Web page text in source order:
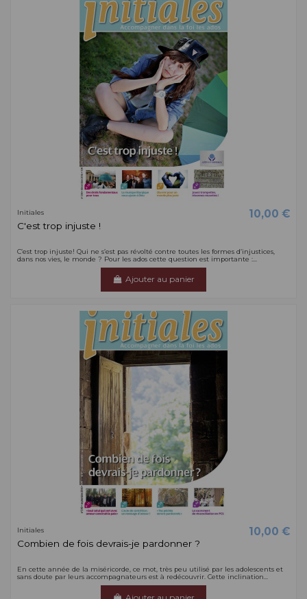
Initiales 10,00 €
C'est trop injuste !
C’est trop injuste! Qui ne s’est pas révolté contre toutes les formes d’injustices,
dans nos vies, le monde ? Pour les ados cette question est importante :...
Ajouter au panier
Initiales 10,00 €
Combien de fois devrais-je pardonner ?
En cette année de la miséricorde, ce mot, très peu utilisé par les adolescents et
sans doute par leurs accompagnateurs est à redécouvrir. Cette inclination...